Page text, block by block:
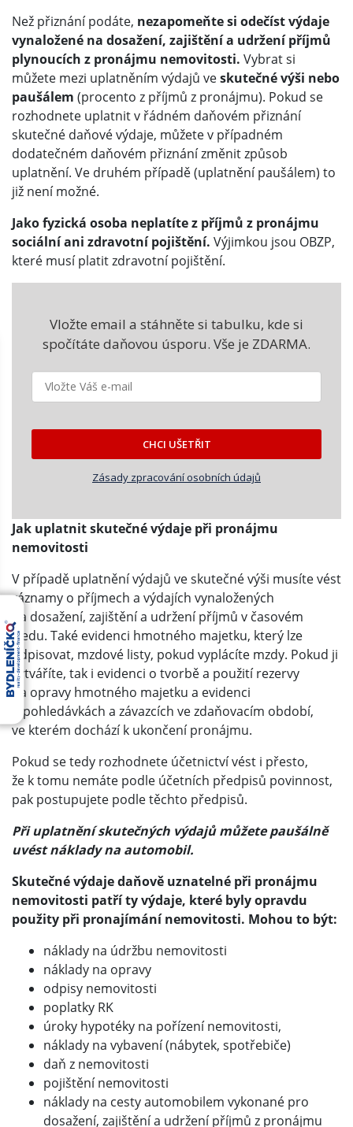
Než přiznání podáte, nezapomeňte si odečíst výdaje
vynaložené na dosažení, zajištění a udržení příjmů
plynoucích z pronájmu nemovitosti. Vybrat si
můžete mezi uplatněním výdajů veskutečné výši nebo
paušálem (procento z příjmů z pronájmu). Pokud se
rozhodnete uplatnit v řádném daňovém přiznání
skutečné daňové výdaje, můžete v případném
dodatečném daňovém přiznání změnit způsob
uplatnění. Ve druhém případě (uplatnění paušálem) to
již není možné.
Jako fyzická osoba neplatíte z příjmů z pronájmu
sociální ani zdravotní pojištění. Výjimkou jsou OBZP,
které musí platit zdravotní pojištění.
Vložte email a stáhněte si tabulku, kde si
spočítáte daňovou úsporu. Vše je ZDARMA.
CHCI UŠETŘIT
Zásady zpracování osobních údajů
Jak uplatnit skutečné výdaje při pronájmu
nemovitosti
V případě uplatnění výdajů ve skutečné výši musíte vést
záznamy o příjmech a výdajích vynaložených
na dosažení, zajištění a udržení příjmů v časovém
sledu. Také evidenci hmotného majetku, který lze
odpisovat, mzdové listy, pokud vyplácíte mzdy. Pokud ji
vytváříte, tak i evidenci o tvorbě a použití rezervy
na opravy hmotného majetku a evidenci
o pohledávkách a závazcích ve zdaňovacím období,
ve kterém dochází k ukončení pronájmu.
Pokud se tedy rozhodnete účetnictví vést i přesto,
že k tomu nemáte podle účetních předpisů povinnost,
pak postupujete podle těchto předpisů.
Při uplatnění skutečných výdajů můžete paušálně
uvést náklady na automobil.
Skutečné výdaje daňově uznatelné při pronájmu
nemovitosti patří ty výdaje, které byly opravdu
použity při pronajímání nemovitosti. Mohou to být:
náklady na údržbu nemovitosti
náklady na opravy
odpisy nemovitosti
poplatky RK
úroky hypotéky na pořízení nemovitosti,
náklady na vybavení (nábytek, spotřebiče)
daň z nemovitosti
pojištění nemovitosti
náklady na cesty automobilem vykonané pro
dosažení, zajištění a udržení příjmů z pronájmu